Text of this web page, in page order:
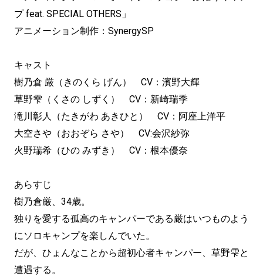
プ feat. SPECIAL OTHERS」
アニメーション制作：SynergySP
キャスト
樹乃倉 厳（きのくら げん） CV：濱野大輝
草野雫（くさの しずく） CV：新崎瑞季
滝川彰人（たきがわ あきひと） CV：阿座上洋平
大空さや（おおぞら さや） CV:会沢紗弥
火野瑞希（ひの みずき） CV：根本優奈
あらすじ
樹乃倉厳、34歳。
独りを愛する孤高のキャンパーである厳はいつものよう
にソロキャンプを楽しんでいた。
だが、ひょんなことから超初心者キャンパー、草野雫と
遭遇する。